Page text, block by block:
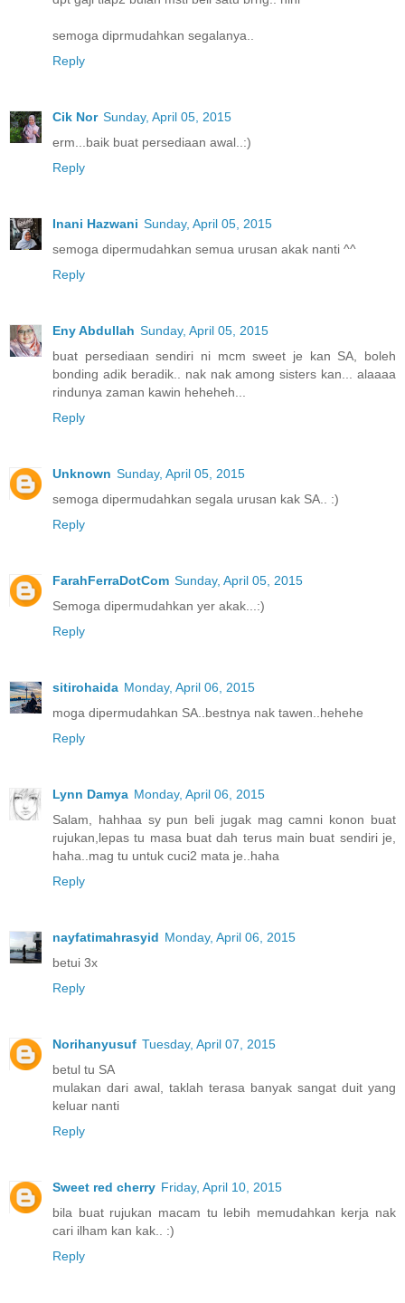
semoga diprmudahkan segalanya..
Reply
Cik Nor Sunday, April 05, 2015
erm...baik buat persediaan awal..:)
Reply
Inani Hazwani Sunday, April 05, 2015
semoga dipermudahkan semua urusan akak nanti ^^
Reply
Eny Abdullah Sunday, April 05, 2015
buat persediaan sendiri ni mcm sweet je kan SA, boleh
bonding adik beradik.. nak nak among sisters kan... alaaaa
rindunya zaman kawin heheheh...
Reply
Unknown Sunday, April 05, 2015
semoga dipermudahkan segala urusan kak SA.. :)
Reply
FarahFerraDotCom Sunday, April 05, 2015
Semoga dipermudahkan yer akak...:)
Reply
sitirohaida Monday, April 06, 2015
moga dipermudahkan SA..bestnya nak tawen..hehehe
Reply
Lynn Damya Monday, April 06, 2015
Salam, hahhaa sy pun beli jugak mag camni konon buat
rujukan,lepas tu masa buat dah terus main buat sendiri je,
haha..mag tu untuk cuci2 mata je..haha
Reply
nayfatimahrasyid Monday, April 06, 2015
betui 3x
Reply
Norihanyusuf Tuesday, April 07, 2015
betul tu SA
mulakan dari awal, taklah terasa banyak sangat duit yang
keluar nanti
Reply
Sweet red cherry Friday, April 10, 2015
bila buat rujukan macam tu lebih memudahkan kerja nak
cari ilham kan kak.. :)
Reply